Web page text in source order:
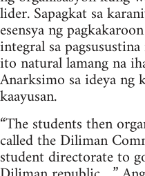
lider. Sapagkat sa
esensya ng
integral sa
ito natural lamang na
Anarksimo sa ideya ng
kaayusan.
“The students then
called the Diliman
student directorate to